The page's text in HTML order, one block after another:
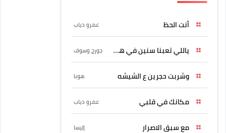
أنت الحظ عمرو دياب
ياللي تعبنا سنين في هواه جورج وسوف
وشربت حجرين ع الشيشه هوبا
مكانك في قلبي عمرو دياب
مع سبق الاصرار إليسا